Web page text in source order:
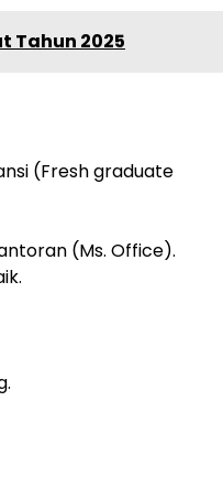
Tahun 2025
(Fresh graduate
(Ms. Office).